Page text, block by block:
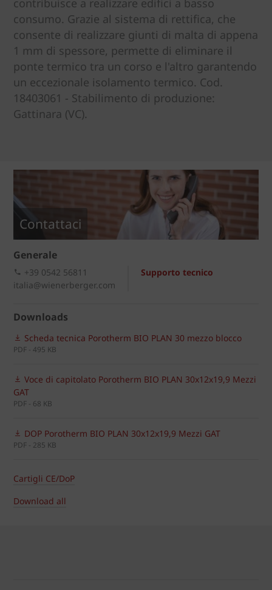
contribuisce a realizzare edifici a basso
consumo. Grazie al sistema di rettifica, che
consente di realizzare giunti di malta di appena
1 mm di spessore, permette di eliminare il
ponte termico tra un corso e l'altro garantendo
un eccezionale isolamento termico. Cod.
18403061 - Stabilimento di produzione:
Gattinara (VC).
Contattaci
Generale
Supporto tecnico
+39 0542 56811
italia@wienerberger.com
Downloads
Scheda tecnica Porotherm BIO PLAN 30 mezzo blocco
PDF - 495 KB
Voce di capitolato Porotherm BIO PLAN 30x12x19,9 Mezzi
GAT
PDF - 68 KB
DOP Porotherm BIO PLAN 30x12x19,9 Mezzi GAT
PDF - 285 KB
Cartigli CE/DoP
Download all